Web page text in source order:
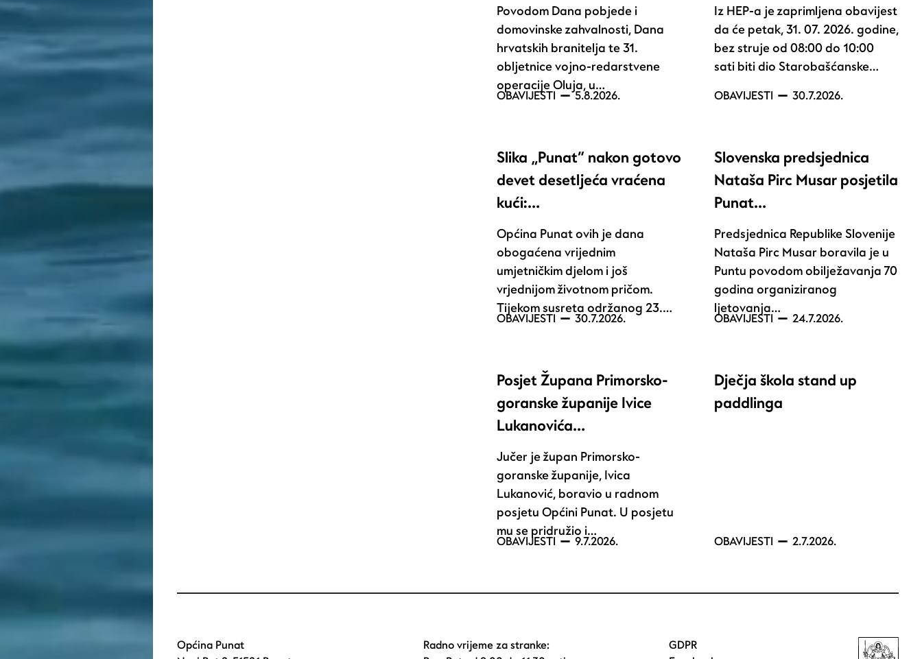
Povodom Dana pobjede i
domovinske zahvalnosti, Dana
hrvatskih branitelja te 31.
obljetnice vojno-redarstvene
operacije Oluja, u…
OBAVIJESTI 5.8.2026.
Iz HEP-a je zaprimljena obavijest
da će petak, 31. 07. 2026. godine,
bez struje od 08:00 do 10:00
sati biti dio Starobašćanske…
OBAVIJESTI 30.7.2026.
Slika „Punat“ nakon gotovo
devet desetljeća vraćena
kući:…
Općina Punat ovih je dana
obogaćena vrijednim
umjetničkim djelom i još
vrjednijom životnom pričom.
Tijekom susreta održanog 23.…
OBAVIJESTI 30.7.2026.
Slovenska predsjednica
Nataša Pirc Musar posjetila
Punat…
Predsjednica Republike Slovenije
Nataša Pirc Musar boravila je u
Puntu povodom obilježavanja 70
godina organiziranog
ljetovanja…
OBAVIJESTI 24.7.2026.
Posjet Župana Primorsko-
goranske županije Ivice
Lukanovića…
Jučer je župan Primorsko-
goranske županije, Ivica
Lukanović, boravio u radnom
posjetu Općini Punat. U posjetu
mu se pridružio i…
OBAVIJESTI 9.7.2026.
Dječja škola stand up
paddlinga
OBAVIJESTI 2.7.2026.
Općina Punat
Radno vrijeme za stranke:
GDPR